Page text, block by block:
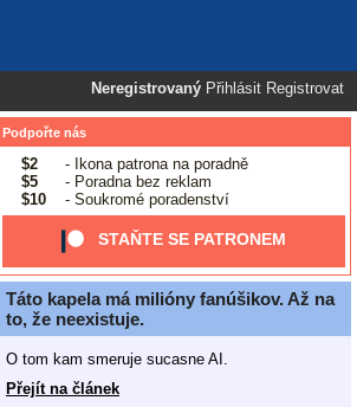
Neregistrovaný Přihlásit Registrovat
Podpořte nás
$2
- Ikona patrona na poradně
$5
- Poradna bez reklam
$10
- Soukromé poradenství
STAŇTE SE PATRONEM
Táto kapela má milióny fanúšikov. Až na
to, že neexistuje.
O tom kam smeruje sucasne AI.
Přejít na článek